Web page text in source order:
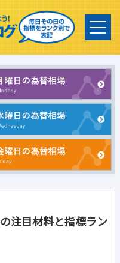
注目材料と指標ラン